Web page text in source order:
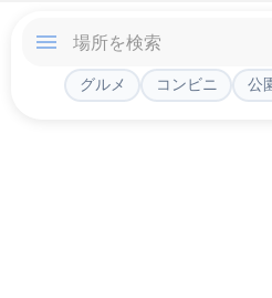
グルメ コンビニ 公